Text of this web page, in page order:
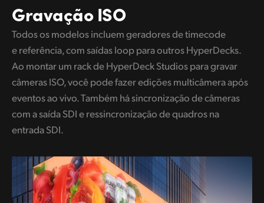
Gravação ISO
Todos os modelos incluem geradores de timecode
e referência, com saídas loop para outros HyperDecks.
Ao montar um rack de HyperDeck Studios para gravar
câmeras ISO, você pode fazer edições multicâmera após
eventos ao vivo. Também há sincronização de câmeras
com a saída SDI e ressincronização de quadros na
entrada SDI.